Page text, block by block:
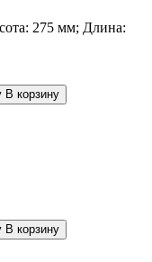
275 мм; Длина:
В корзину
В корзину